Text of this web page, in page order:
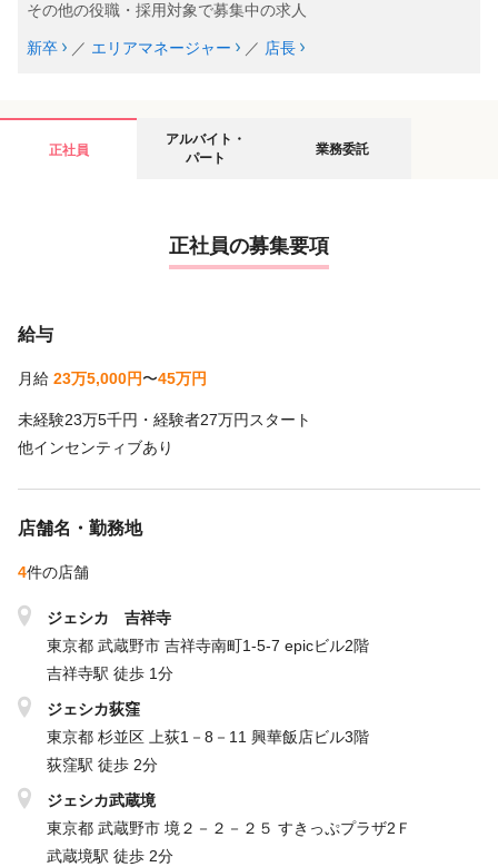
その他の役職・採用対象で募集中の求人
新卒 ／ エリアマネージャー ／ 店長
正社員
アルバイト・
パート
業務委託
正社員の募集要項
給与
月給 23万5,000円〜45万円
未経験23万5千円・経験者27万円スタート
他インセンティブあり
店舗名・勤務地
4件の店舗
ジェシカ 吉祥寺
東京都 武蔵野市 吉祥寺南町1-5-7 epicビル2階
吉祥寺駅 徒歩 1分
ジェシカ荻窪
東京都 杉並区 上荻1－8－11 興華飯店ビル3階
荻窪駅 徒歩 2分
ジェシカ武蔵境
東京都 武蔵野市 境２－２－２５ すきっぷプラザ2Ｆ
武蔵境駅 徒歩 2分